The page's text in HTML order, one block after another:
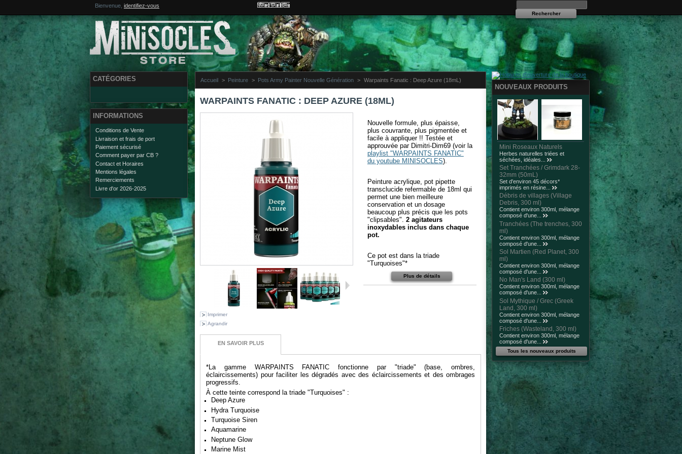
Bienvenue, identifiez-vous Votre compte
CATÉGORIES
INFORMATIONS
Conditions de Vente
Livraison et frais de port
Paiement sécurisé
Comment payer par CB ?
Contact et Horaires
Mentions légales
Remerciements
Livre d'or 2026-2025
Accueil > Peinture > Pots Army Painter Nouvelle Génération > Warpaints Fanatic : Deep Azure (18mL)
WARPAINTS FANATIC : DEEP AZURE (18ML)
Imprimer
Agrandir
Nouvelle formule, plus épaisse,
plus couvrante, plus pigmentée et
facile à appliquer !! Testée et
approuvée par Dimitri-Dim69 (voir la
playlist "WARPAINTS FANATIC"
du youtube MINISOCLES).
Peinture acrylique, pot pipette
transclucide refermable de 18ml qui
permet une bien meilleure
conservation et un dosage
beaucoup plus précis que les pots
"clipsables". 2 agitateurs
inoxydables inclus dans chaque
pot.
Ce pot est dans la triade
"Turquoises"*
Plus de détails
EN SAVOIR PLUS
*La gamme WARPAINTS FANATIC fonctionne par "triade"(base, ombres,
éclaircissements) pour faciliter les dégradés avec des éclaircissements et des ombrages
progressifs.
À cette teinte correspond la triade "Turquoises" :
Deep Azure
Hydra Turquoise
Turquoise Siren
Aquamarine
Neptune Glow
Marine Mist
NOUVEAUX PRODUITS
Mini Roseaux Naturels
Herbes naturelles triées et
séchées, idéales...
Set Tranchées / Grimdark 28-
32mm (50mL)
Set d'environ 45 décors*
imprimés en résine...
Débris de villages (Village
Debris, 300 ml)
Contient environ 300ml, mélange
composé d'une...
Tranchées (The trenches, 300
ml)
Contient environ 300ml, mélange
composé d'une...
Sol Martien (Red Planet, 300
ml)
Contient environ 300ml, mélange
composé d'une...
No Man's Land (300 ml)
Contient environ 300ml, mélange
composé d'une...
Sol Mythique / Grec (Greek
Land, 300 ml)
Contient environ 300ml, mélange
composé d'une...
Friches (Wasteland, 300 ml)
Contient environ 300ml, mélange
composé d'une...
Tous les nouveaux produits